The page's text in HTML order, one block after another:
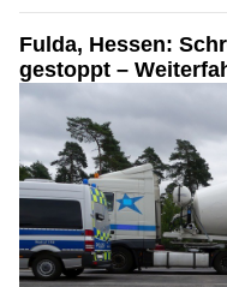
Fulda, Hessen:
gestoppt –